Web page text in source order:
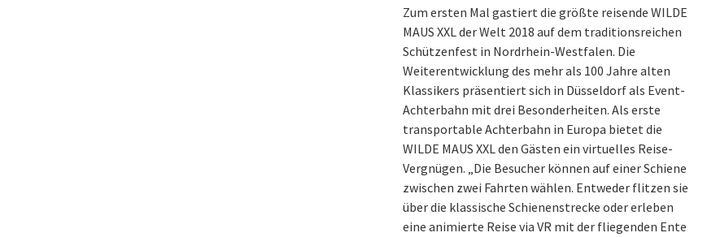
Zum ersten Mal gastiert die größte reisende WILDE
MAUS XXL der Welt 2018 auf dem traditionsreichen
Schützenfest in Nordrhein-Westfalen. Die
Weiterentwicklung des mehr als 100 Jahre alten
Klassikers präsentiert sich in Düsseldorf als Event-
Achterbahn mit drei Besonderheiten. Als erste
transportable Achterbahn in Europa bietet die
WILDE MAUS XXL den Gästen ein virtuelles Reise-
Vergnügen. „Die Besucher können auf einer Schiene
zwischen zwei Fahrten wählen. Entweder flitzen sie
über die klassische Schienenstrecke oder erleben
eine animierte Reise via VR mit der fliegenden Ente